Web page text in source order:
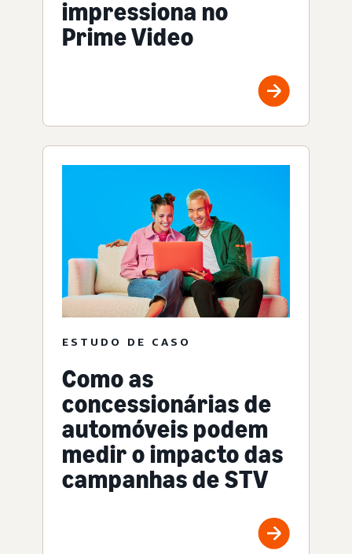
impressiona no
Prime Video
ESTUDO DE CASO
Como as
concessionárias de
automóveis podem
medir o impacto das
campanhas de STV